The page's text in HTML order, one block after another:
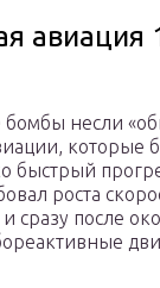
авиация
бомбы несли
которые
роста
сразу после